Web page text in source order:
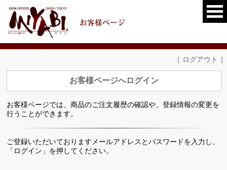
［ ログアウト ］
お客様ページへログイン
お客様ページでは、商品のご注文履歴の確認や、登録情報の変更を
行うことができます。
ご登録いただいておりますメールアドレスとパスワードを入力し、
「ログイン」を押してください。